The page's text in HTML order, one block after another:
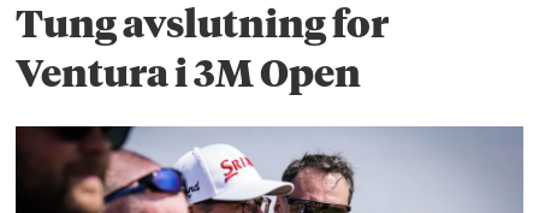
Tung avslutning for
Ventura i 3M Open